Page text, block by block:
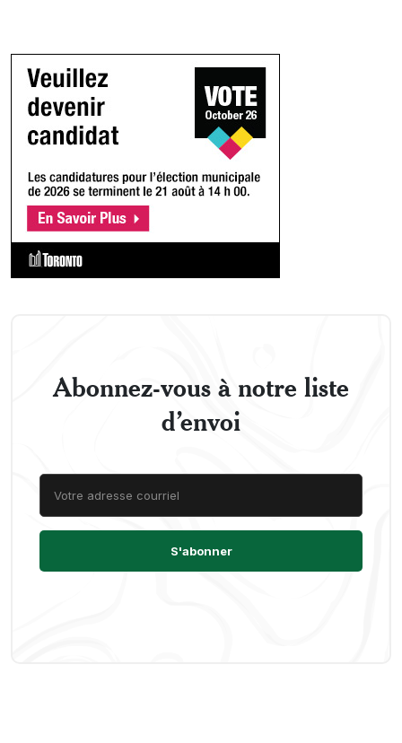
Abonnez-vous à notre liste
d’envoi